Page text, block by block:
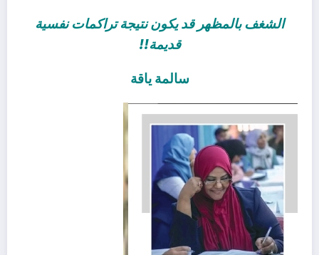
الشغف بالمظهر قد يكون نتيجة تراكمات نفسية
قديمة!!
سالمة ياقة